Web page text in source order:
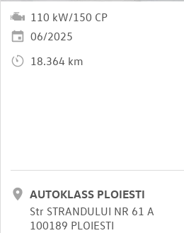
110 kW/150 CP
06/2025
18.364 km
AUTOKLASS PLOIESTI
Str STRANDULUI NR 61 A
100189 PLOIESTI